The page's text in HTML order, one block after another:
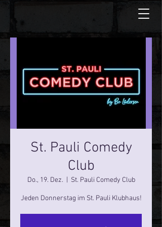
St. Pauli Comedy
Club
Do., 19. Dez. St. Pauli Comedy Club
Jeden Donnerstag im St. Pauli Klubhaus!